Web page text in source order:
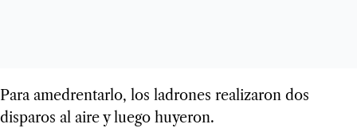
Para amedrentarlo, los ladrones realizaron dos
disparos al aire y luego huyeron.